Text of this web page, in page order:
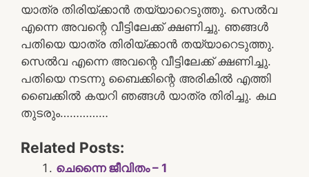
യാത്ര തിരിയ്ക്കാൻ തയ്യാറെടുത്തു. സെൽവ
എന്നെ അവന്റെ വീട്ടിലേക്ക് ക്ഷണിച്ചു. ഞങ്ങൾ
പതിയെ യാത്ര തിരിയ്ക്കാൻ തയ്യാറെടുത്തു.
സെൽവ എന്നെ അവന്റെ വീട്ടിലേക്ക് ക്ഷണിച്ചു.
പതിയെ നടന്നു ബൈക്കിന്റെ അരികിൽ എത്തി
ബൈക്കിൽ കയറി ഞങ്ങൾ യാത്ര തിരിച്ചു. കഥ
തുടരും……………
Related Posts:
ചെന്നൈ ജീവിതം – 1